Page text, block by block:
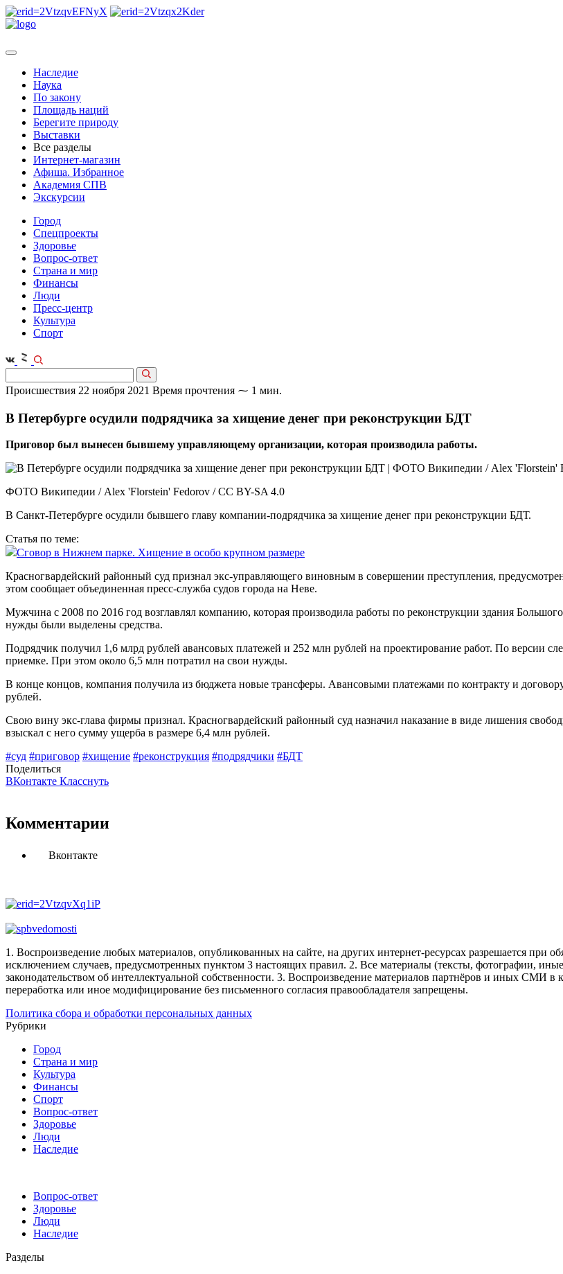
Наследие
Наука
По закону
Площадь наций
Берегите природу
Выставки
Все разделы
Интернет-магазин
Афиша. Избранное
Академия СПВ
Экскурсии
Город
Спецпроекты
Здоровье
Вопрос-ответ
Страна и мир
Финансы
Люди
Пресс-центр
Культура
Спорт
Происшествия 22 ноября 2021 Время прочтения ⁓ 1 мин.
В Петербурге осудили подрядчика за хищение денег при реконструкции БДТ
Приговор был вынесен бывшему управляющему организации, которая производила работы.
ФОТО Википедии / Alex 'Florstein' Fedorov / CC BY-SA 4.0
В Санкт-Петербурге осудили бывшего главу компании-подрядчика за хищение денег при реконструкции БДТ.
Статья по теме:
Сговор в Нижнем парке. Хищение в особо крупном размере
Красногвардейский районный суд признал экс-управляющего виновным в совершении преступления,
этом сообщает объединенная пресс-служба судов города на Неве.
Мужчина с 2008 по 2016 год возглавлял компанию, которая производила работы по реконструкции здания
нужды были выделены средства.
Подрядчик получил 1,6 млрд рублей авансовых платежей и 252 млн рублей на проектирование работ. По версии
приемке. При этом около 6,5 млн потратил на свои нужды.
В конце концов, компания получила из бюджета новые трансферы. Авансовыми платежами по контракту и
рублей.
Свою вину экс-глава фирмы признал. Красногвардейский районный суд назначил наказание в виде лишения
взыскал с него сумму ущерба в размере 6,4 млн рублей.
#суд #приговор #хищение #реконструкция #подрядчики #БДТ
Поделиться
ВКонтакте Класснуть
Комментарии
Вконтакте
1. Воспроизведение любых материалов, опубликованных на сайте, на других интернет-ресурсах разрешается при
исключением случаев, предусмотренных пунктом 3 настоящих правил. 2. Все материалы (тексты, фотографии, иные
законодательством об интеллектуальной собственности. 3. Воспроизведение материалов партнёров и иных СМИ в
переработка или иное модифицирование без письменного согласия правообладателя запрещены.
Политика сбора и обработки персональных данных
Рубрики
Город
Страна и мир
Культура
Финансы
Спорт
Вопрос-ответ
Здоровье
Люди
Наследие
Вопрос-ответ
Здоровье
Люди
Наследие
Разделы